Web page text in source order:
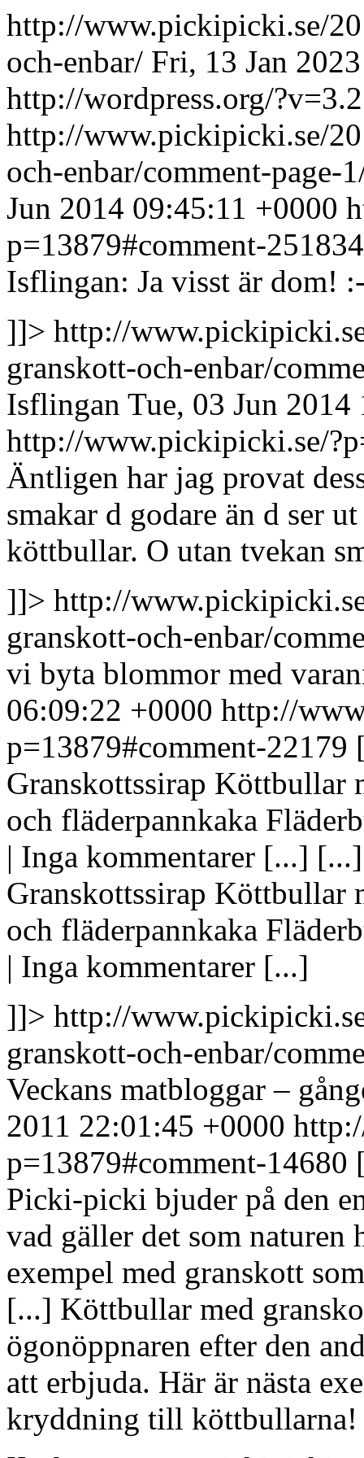
http://www.pickipicki.se/
och-enbar/ Fri, 13 Jan
http://wordpress.org/
http://www.pickipicki.se/
och-enbar/comment-page-
Jun 2014 09:45:11 +0000
p=13879#comment-251834
Isflingan: Ja visst är dom!
]]> http://
granskott-och-enbar/
Isflingan Tue, 03 Jun
http://www.pickipicki.se/
Äntligen har jag provat
smakar d godare än d ser
köttbullar. O utan tvekan
]]> http://
granskott-och-enbar/
vi byta blommor med
06:09:22 +0000 http://
p=13879#comment-22179
Granskottssirap Köttbullar
och fläderpannkaka
| Inga kommentarer [...]
Granskottssirap Köttbullar
och fläderpannkaka
| Inga kommentarer [...]
]]> http://
granskott-och-enbar/
Veckans matbloggar –
2011 22:01:45 +0000
p=13879#comment-14680
Picki-picki bjuder på den
vad gäller det som naturen
exempel med granskott
[...] Köttbullar med
ögonöppnaren efter den
att erbjuda. Här är nästa
kryddning till